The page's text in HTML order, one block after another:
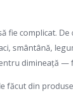
fie complicat.
smântână,
dimineață
făcut din